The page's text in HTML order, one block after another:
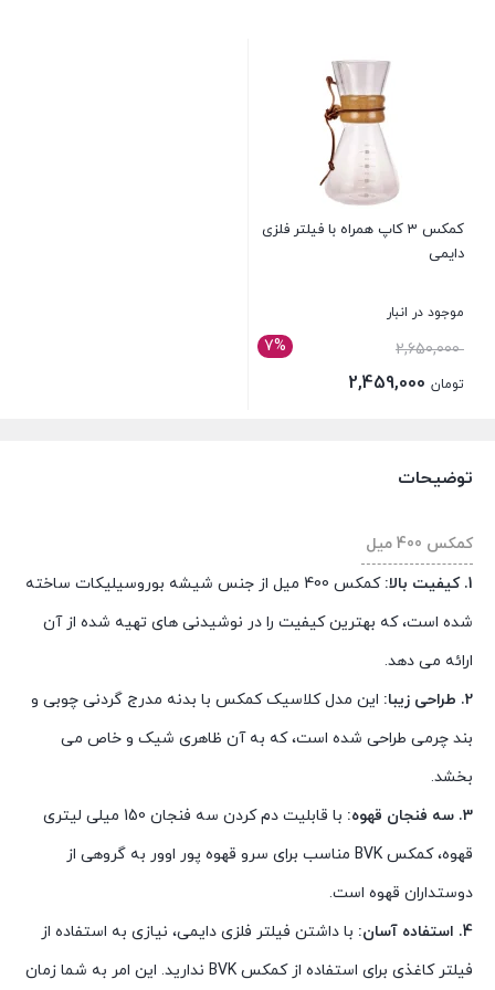
کمکس 3 کاپ همراه با فیلتر فلزی
دایمی
موجود در انبار
7% 2,650,000
قیمت
اصلی:
تومان
تومان 2,459,000.
توضیحات
کمکس 400 میل
1. کیفیت بالا:
کمکس 400 میل از جنس شیشه بوروسیلیکات ساخته
شده است، که بهترین کیفیت را در نوشیدنی های تهیه شده از آن
ارائه می دهد.
2. طراحی زیبا:
این مدل کلاسیک کمکس با بدنه مدرج گردنی چوبی و
بند چرمی طراحی شده است، که به آن ظاهری شیک و خاص می
بخشد.
3. سه فنجان قهوه:
با قابلیت دم کردن سه فنجان 150 میلی لیتری
قهوه، کمکس BVK مناسب برای سرو قهوه پور اوور به گروهی از
دوستداران قهوه است.
4. استفاده آسان:
با داشتن فیلتر فلزی دایمی، نیازی به استفاده از
فیلتر کاغذی برای استفاده از کمکس BVK ندارید. این امر به شما زمان